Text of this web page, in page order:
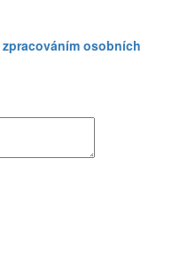
zpracováním osobních